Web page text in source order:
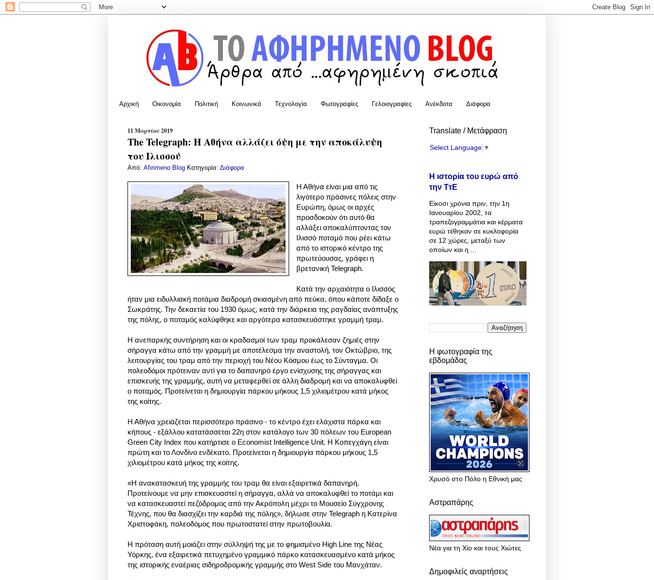
Αρχική Οικονομία Πολιτική Κοινωνικά Τεχνολογία Φωτογραφίες Γελοιογραφίες Ανέκδοτα Διάφορα
11 Μαρτίου 2019
The Telegraph: Η Αθήνα αλλάζει όψη με την αποκάλυψη
του Ιλισσού
Από: Afirimeno Blog Κατηγορία: Διάφορα
Η Αθήνα είναι μια από τις
λιγότερο πράσινες πόλεις στην
Ευρώπη, όμως οι αρχές
προσδοκούν ότι αυτό θα
αλλάξει αποκαλύπτοντας τον
Ιλισσό ποταμό που ρέει κάτω
από το ιστορικό κέντρο της
πρωτεύουσας, γράφει η
βρετανική Telegraph.
Κατά την αρχαιότητα ο Ιλισσός
ήταν μια ειδυλλιακή ποτάμια διαδρομή σκιασμένη από πεύκα, όπου κάποτε δίδαξε ο
Σωκράτης. Την δεκαετία του 1930 όμως, κατά την διάρκεια της ραγδαίας ανάπτυξης
της πόλης, ο ποταμός καλύφθηκε και αργότερα κατασκευάστηκε γραμμή τραμ.
Η ανεπαρκής συντήρηση και οι κραδασμοί των τραμ προκάλεσαν ζημιές στην
σήραγγα κάτω από την γραμμή με αποτέλεσμα την αναστολή, τον Οκτώβριο, της
λειτουργίας του τραμ από την περιοχή του Νέου Κόσμου έως το Σύνταγμα. Οι
πολεοδόμοι πρότειναν αντί για το δαπανηρό έργο ενίσχυσης της σήραγγας και
επισκευής της γραμμής, αυτή να μεταφερθεί σε άλλη διαδρομή και να αποκαλυφθεί
ο ποταμός. Προτείνεται η δημιουργία πάρκου μήκους 1,5 χιλιομέτρου κατά μήκος
της κοίτης.
Η Αθήνα χρειάζεται περισσότερο πράσινο - το κέντρο έχει ελάχιστα πάρκα και
κήπους - εξάλλου κατατάσσεται 22η στον κατάλογο των 30 πόλεων του European
Green City Index που κατήρτισε ο Economist Intelligence Unit. Η Κοπεγχάγη είναι
πρώτη και το Λονδίνο ενδέκατο. Προτείνεται η δημιουργία πάρκου μήκους 1,5
χιλιομέτρου κατά μήκος της κοίτης.
«Η ανακατασκευή της γραμμής του τραμ θα είναι εξαιρετικά δαπανηρή.
Προτείνουμε να μην επισκευαστεί η σήραγγα, αλλά να αποκαλυφθεί το ποτάμι και
να κατασκευαστεί πεζόδρομος από την Ακρόπολη μέχρι το Μουσείο Σύγχρονης
Τέχνης, που θα διασχίζει την καρδιά της πόλης», δήλωσε στην Telegraph η Κατερίνα
Χριστοφάκη, πολεοδόμος που πρωτοστατεί στην πρωτοβουλία.
Η πρόταση αυτή μοιάζει στην σύλληψή της με το φημισμένο High Line της Νέας
Υόρκης, ένα εξαιρετικά πετυχημένο γραμμικό πάρκο κατασκευασμένο κατά μήκος
της ιστορικής εναέριας σιδηροδρομικής γραμμής στο West Side του Μανχάταν.
Translate / Μετάφραση
Select Language ▼
Η ιστορία του ευρώ από
την ΤτΕ
Είκοσι χρόνια πριν, την 1η
Ιανουαρίου 2002, τα
τραπεζογραμμάτια και κέρματα
ευρώ τέθηκαν σε κυκλοφορία
σε 12 χώρες, μεταξύ των
οποίων και η ...
Η φωτογραφία της
εβδομάδας
Χρυσό στο Πόλο η Εθνική μας
Αστραπάρης
Νέα για τη Χίο και τους Χιώτες
Δημοφιλείς αναρτήσεις